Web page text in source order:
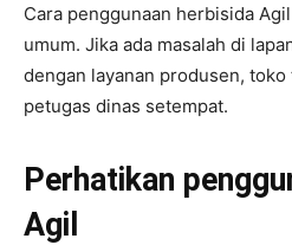
Cara penggunaan herbisida
umum. Jika ada masalah di
dengan layanan produsen, toko
petugas dinas setempat.
Perhatikan
Agil